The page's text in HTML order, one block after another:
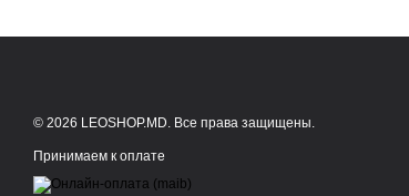
© 2026 LEOSHOP.MD. Все права защищены.
Принимаем к оплате